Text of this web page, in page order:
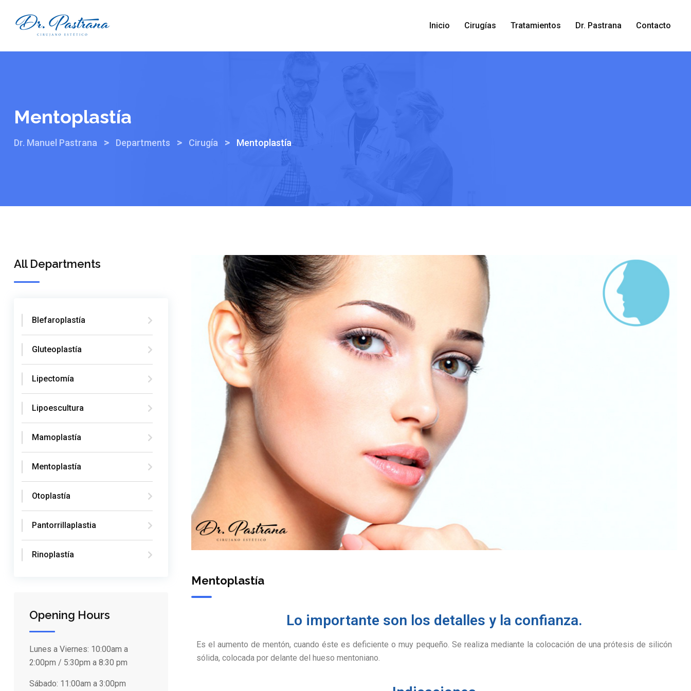
Inicio Cirugías Tratamientos Dr. Pastrana Contacto
Mentoplastía
Dr. Manuel Pastrana > Departments > Cirugía > Mentoplastía
All Departments
Blefaroplastía
Gluteoplastía
Lipectomía
Lipoescultura
Mamoplastía
Mentoplastía
Otoplastía
Pantorrillaplastia
Rinoplastía
Mentoplastía
Lo importante son los detalles y la confianza.
Es el aumento de mentón, cuando éste es deficiente o muy pequeño. Se realiza mediante la colocación de una prótesis de silicón
sólida, colocada por delante del hueso mentoniano.
Opening Hours
Lunes a Viernes: 10:00am a
2:00pm / 5:30pm a 8:30 pm
Sábado: 11:00am a 3:00pm